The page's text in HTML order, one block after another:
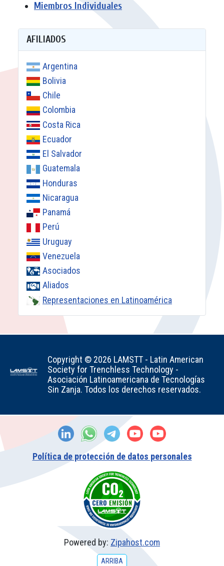
Miembros Individuales
AFILIADOS
Argentina
Bolivia
Chile
Colombia
Costa Rica
Ecuador
El Salvador
Guatemala
Honduras
Nicaragua
Panamá
Perú
Uruguay
Venezuela
Asociados
Aliados
Representaciones en Latinoamérica
Copyright © 2026 LAMSTT - Latin American
Society for Trenchless Technology -
Asociación Latinoamericana de Tecnologías
Sin Zanja. Todos los derechos reservados.
Política de protección de datos personales
Powered by: Zipahost.com
ARRIBA